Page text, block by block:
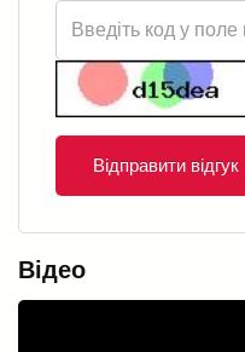
Відправити відгук
Відео